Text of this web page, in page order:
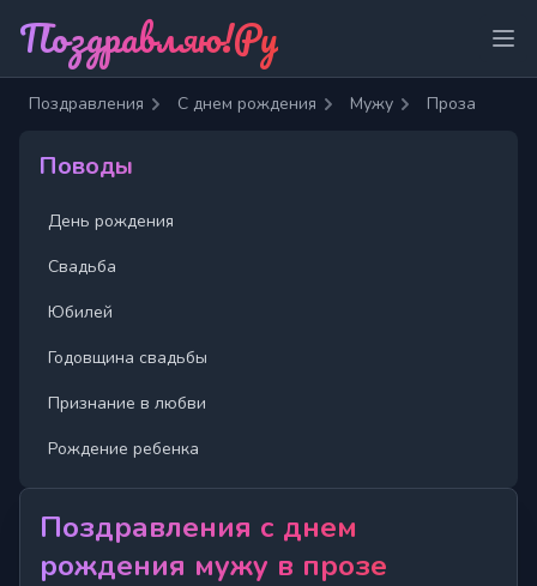
Поздравляю!Ру
Поздравления С днем рождения Мужу Проза
Поводы
День рождения
Свадьба
Юбилей
Годовщина свадьбы
Признание в любви
Рождение ребенка
Поздравления с днем
рождения мужу в прозе